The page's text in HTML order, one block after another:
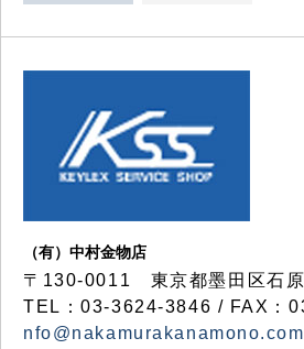
（有）中村金物店
〒130-0011 東京都墨田区石
TEL：03-3624-3846 / FAX：
nfo@nakamurakanamono.com